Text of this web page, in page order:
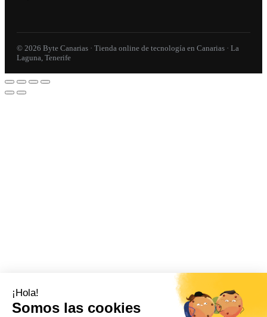
© 2026 Byte Canarias · Tienda online de tecnología en Canarias · La
Laguna, Tenerife